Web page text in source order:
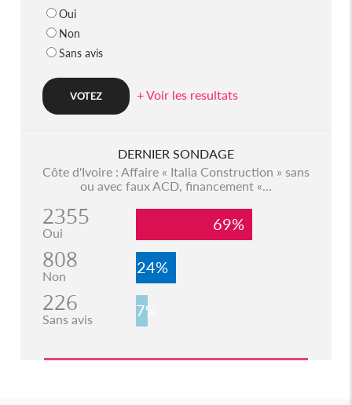
Oui
Non
Sans avis
+ Voir les resultats
DERNIER SONDAGE
Côte d'Ivoire : Affaire « Italia Construction » sans
ou avec faux ACD, financement «...
2355
Oui 69%
808
Non 24%
226
Sans avis 7%